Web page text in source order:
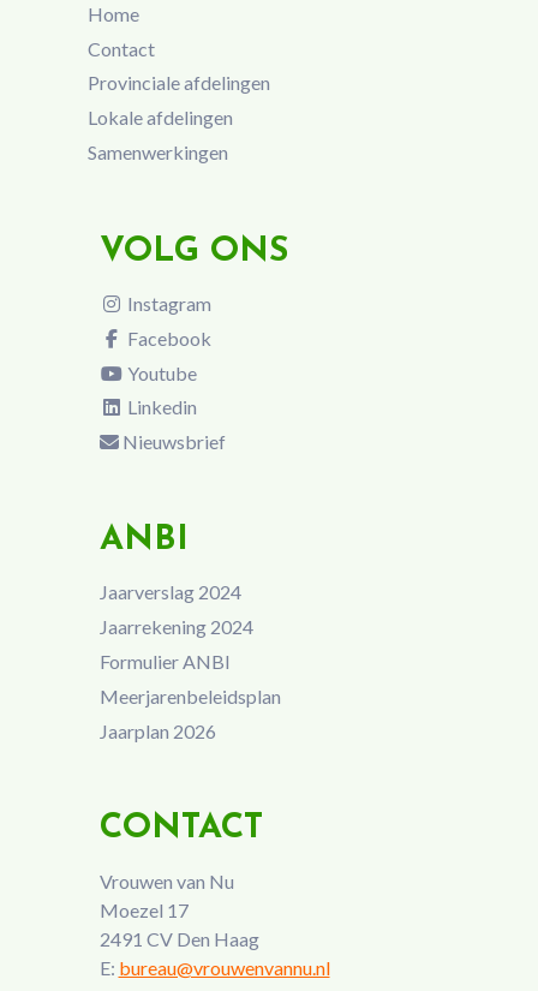
Home
Contact
Provinciale afdelingen
Lokale afdelingen
Samenwerkingen
VOLG ONS
Instagram
Facebook
Youtube
Linkedin
Nieuwsbrief
ANBI
Jaarverslag 2024
Jaarrekening 2024
Formulier ANBI
Meerjarenbeleidsplan
Jaarplan 2026
CONTACT
Vrouwen van Nu
Moezel 17
2491 CV Den Haag
E: bureau@vrouwenvannu.nl